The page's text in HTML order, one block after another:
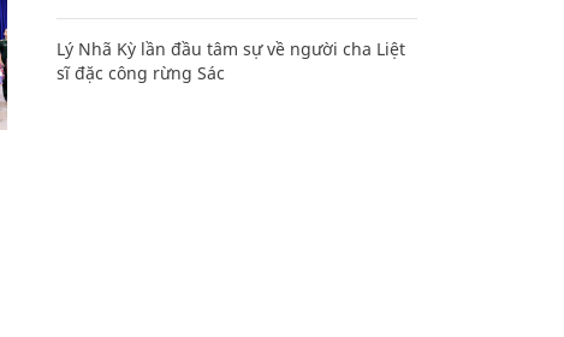
Lý Nhã Kỳ lần đầu tâm sự về người cha Liệt
sĩ đặc công rừng Sác